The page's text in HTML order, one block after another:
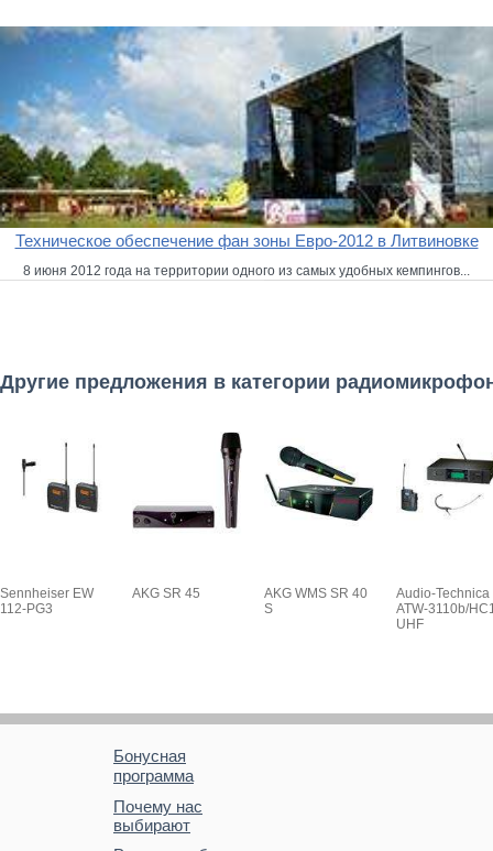
Техническое обеспечение фан зоны Евро-2012 в Литвиновке
8 июня 2012 года на территории одного из самых удобных кемпингов...
Другие предложения в категории
Sennheiser EW
112-PG3
AKG SR 45
AKG WMS SR 40
S
Audio-Technica
ATW-3110b/
UHF
Бонусная
программа
Почему нас
выбирают